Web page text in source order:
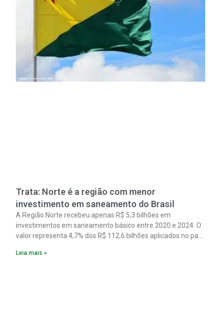
Trata: Norte é a região com menor
investimento em saneamento do Brasil
A Região Norte recebeu apenas R$ 5,3 bilhões em
investimentos em saneamento básico entre 2020 e 2024. O
valor representa 4,7% dos R$ 112,6 bilhões aplicados no país
Brasil em parceria com a GO Associados.
Leia mais »